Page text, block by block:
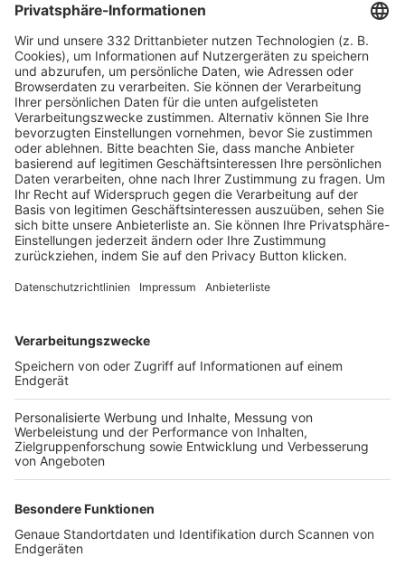
HÄUFIG BESUCHTE SEITEN
Pässe und Vereinswechsel
Trainerausbildung
Schulungsangebot Vereinsmitarbeiter
BFV-Geschäftsstellen
Trainerbörse
Login SpielPlus
FOLGE DEM BFV
TOP-VEREINE
TOP-PARTNER